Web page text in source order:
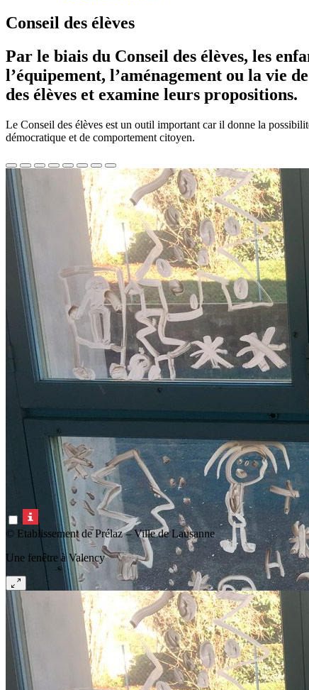
Conseil des élèves
Par le biais du Conseil des élèves, les
l’équipement, l’aménagement ou la vie
des élèves et examine leurs propositions.
Le Conseil des élèves est un outil important car il donne la
démocratique et de comportement citoyen.
© Etablissement de Prélaz – Ville de Lausanne
Une fenêtre à Valency